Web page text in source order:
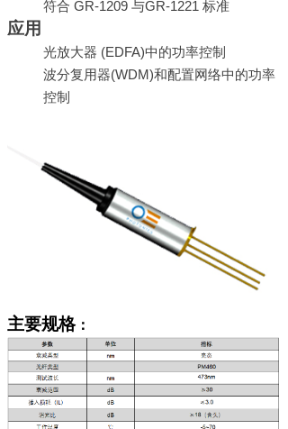
符合 GR-1209 与GR-1221 标准
应用
光放大器 (EDFA)中的功率控制
波分复用器(WDM)和配置网络中的功率
控制
主要规格：